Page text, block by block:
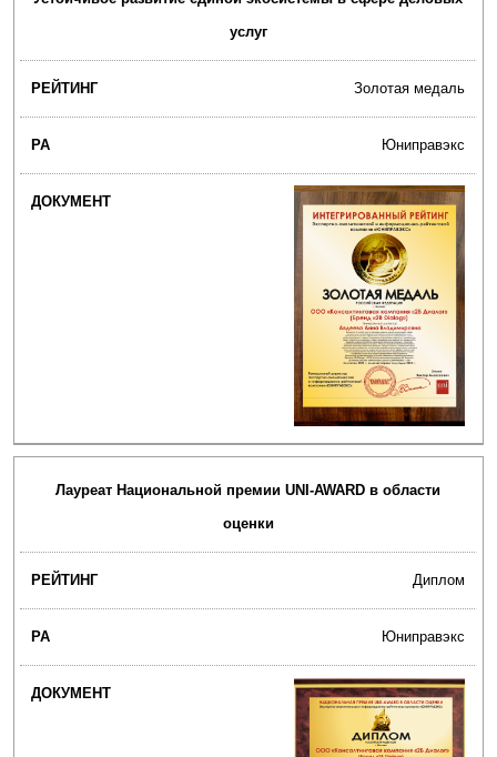
услуг
Золотая медаль
Юниправэкс
Лауреат Национальной премии UNI-AWARD в области
оценки
Диплом
Юниправэкс